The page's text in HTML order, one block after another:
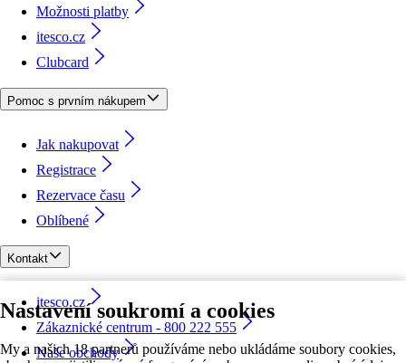
Nastavení soukromí a cookies
My a našich 18 partnerů používáme nebo ukládáme soubory cookies,
Možnosti platby
itesco.cz
Clubcard
Pomoc s prvním nákupem
Jak nakupovat
Registrace
Rezervace času
Oblíbené
Kontakt
itesco.cz
Zákaznické centrum - 800 222 555
Naše obchody